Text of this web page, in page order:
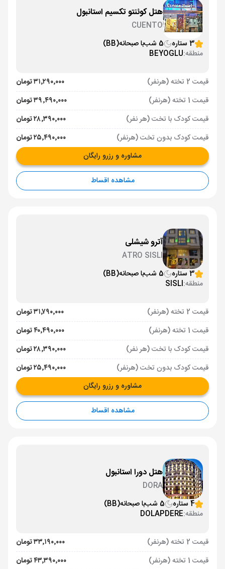
هتل کوئنتو تکسیم استانبول
CUENTO
3 ستاره
5 شب با صبحانه(BB)
منطقه:BEYOGLU
قیمت 2 تخته (هرنفر)
۳۱٬۲۹۰٬۰۰۰ تومان
قیمت 1 تخته (هرنفر)
۳۹٬۴۹۰٬۰۰۰ تومان
قیمت کودک با تخت (هر نفر)
۲۸٬۳۹۰٬۰۰۰ تومان
قیمت کودک بدون تخت (هرنفر)
۲۵٬۴۹۰٬۰۰۰ تومان
مشاوره و رزرو رایگان
مشاهده اقساط
آترو شیشلی
ATRO SISLI
3 ستاره
5 شب با صبحانه(BB)
منطقه:SISLI
قیمت 2 تخته (هرنفر)
۳۱٬۷۹۰٬۰۰۰ تومان
قیمت 1 تخته (هرنفر)
۴۰٬۴۹۰٬۰۰۰ تومان
قیمت کودک با تخت (هر نفر)
۲۸٬۳۹۰٬۰۰۰ تومان
قیمت کودک بدون تخت (هرنفر)
۲۵٬۴۹۰٬۰۰۰ تومان
مشاوره و رزرو رایگان
مشاهده اقساط
هتل دورا استانبول
DORA
4 ستاره
5 شب با صبحانه(BB)
منطقه:DOLAPDERE
قیمت 2 تخته (هرنفر)
۳۳٬۱۹۰٬۰۰۰ تومان
قیمت 1 تخته (هرنفر)
۴۳٬۳۹۰٬۰۰۰ تومان